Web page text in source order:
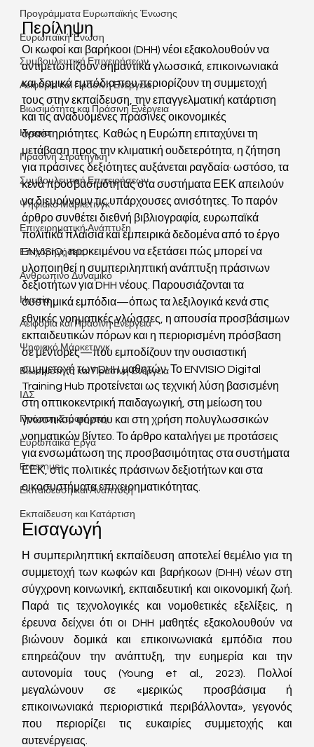
Προγράμματα Ευρωπαϊκής Ένωσης
Ευρωπαϊκή Ένωση
Συμβουλευτική Επιχειρήσεων
Αειφορία και Πράσινη Ενέργεια
Βιωσιμότητα και Πράσινη Ενέργεια
Ηγεσία
Πράσινη Στρατηγική
Συμβουλευτική Επιχειρήσεων
Ψηφιακό Μάρκετινγκ
Επιχειρηματική Ανάπτυξη
Επιχορηγήσεις
Ανθρώπινο Δυναμικό
Ηγεσία
Αειφορία και Πράσινη Ενέργεια
Ψηφιακό Μάρκετινγκ
Βιωσιμότητα και Πράσινη Ενέργεια
ΙΔΣ
Πράσινη Στρατηγική
Ευρωπαϊκά Έργα
Erasmus+
Εκπαίδευση και Ανάπτυξη
Εκπαίδευση και Κατάρτιση
Οι κωφοί και βαρήκοοι (DHH) νέοι εξακολουθούν να
αντιμετωπίζουν σημαντικά γλωσσικά, επικοινωνιακά
και δομικά εμπόδια που περιορίζουν τη συμμετοχή
τους στην εκπαίδευση, την επαγγελματική κατάρτιση
και τις αναδυόμενες πράσινες οικονομικές
δραστηριότητες. Καθώς η Ευρώπη επιταχύνει τη
μετάβαση προς την κλιματική ουδετερότητα, η ζήτηση
για πράσινες δεξιότητες αυξάνεται ραγδαία· ωστόσο, τα
κενά προσβασιμότητας στα συστήματα ΕΕΚ απειλούν
να διευρύνουν τις υπάρχουσες ανισότητες. Το παρόν
άρθρο συνθέτει διεθνή βιβλιογραφία, ευρωπαϊκά
πολιτικά πλαίσια και εμπειρικά δεδομένα από το έργο
ENVISIO, προκειμένου να εξετάσει πώς μπορεί να
υλοποιηθεί η συμπεριληπτική ανάπτυξη πράσινων
δεξιοτήτων για DHH νέους. Παρουσιάζονται τα
συστημικά εμπόδια—όπως τα λεξιλογικά κενά στις
εθνικές νοηματικές γλώσσες, η απουσία προσβάσιμων
εκπαιδευτικών πόρων και η περιορισμένη πρόσβαση
σε μέντορες—που εμποδίζουν την ουσιαστική
συμμετοχή των DHH μαθητών. Το ENVISIO Digital
Training Hub προτείνεται ως τεχνική λύση βασισμένη
στη οπτικοκεντρική παιδαγωγική, στη μείωση του
γνωστικού φόρτου και στη χρήση πολυγλωσσικών
νοηματικών βίντεο. Το άρθρο καταλήγει με προτάσεις
για ενσωμάτωση της προσβασιμότητας στα συστήματα
ΕΕΚ, στις πολιτικές πράσινων δεξιοτήτων και στα
οικοσυστήματα επιχειρηματικότητας.
Εισαγωγή
Η συμπεριληπτική εκπαίδευση αποτελεί θεμέλιο για τη
συμμετοχή των κωφών και βαρήκοων (DHH) νέων στη
σύγχρονη κοινωνική, εκπαιδευτική και οικονομική ζωή.
Παρά τις τεχνολογικές και νομοθετικές εξελίξεις, η
έρευνα δείχνει ότι οι DHH μαθητές εξακολουθούν να
βιώνουν δομικά και επικοινωνιακά εμπόδια που
επηρεάζουν την ανάπτυξη, την ευημερία και την
αυτονομία τους (Young et al., 2023). Πολλοί
μεγαλώνουν σε «μερικώς προσβάσιμα ή
επικοινωνιακά περιοριστικά περιβάλλοντα», γεγονός
που περιορίζει τις ευκαιρίες συμμετοχής και
αυτενέργειας.